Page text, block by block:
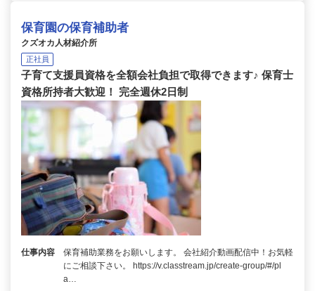
保育園の保育補助者
クズオカ人材紹介所
正社員
子育て支援員資格を全額会社負担で取得できます♪ 保育士
資格所持者大歓迎！ 完全週休2日制
仕事内容
保育補助業務をお願いします。 会社紹介動画配信中！お気軽
にご相談下さい。 https://v.classtream.jp/create-group/#/pl
a…